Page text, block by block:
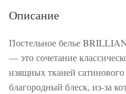
Описание
Постельное белье
— это сочетание
изящных тканей
благородный блеск, из-за